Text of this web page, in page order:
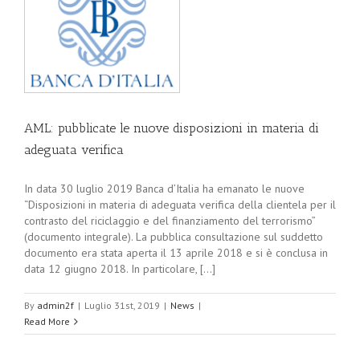
AML: pubblicate le nuove disposizioni in materia di
adeguata verifica
In data 30 luglio 2019 Banca d’Italia ha emanato le nuove
“Disposizioni in materia di adeguata verifica della clientela per il
contrasto del riciclaggio e del finanziamento del terrorismo”
(documento integrale). La pubblica consultazione sul suddetto
documento era stata aperta il 13 aprile 2018 e si è conclusa in
data 12 giugno 2018. In particolare, [...]
By admin2f | Luglio 31st, 2019 | News |
Read More